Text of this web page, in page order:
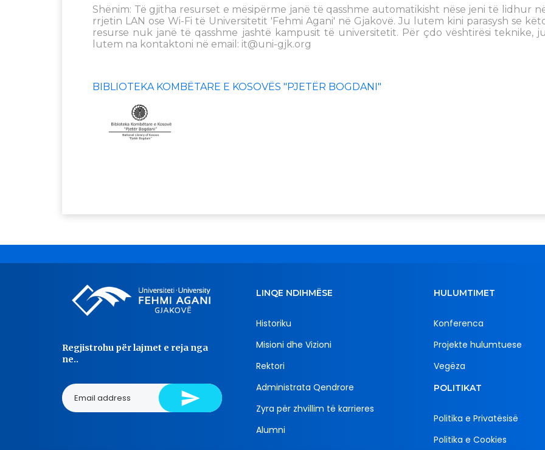
Shënim: Të gjitha resurset e mësipërme janë të qasshme automatikisht nëse jeni të lidhur
rrjetin LAN ose Wi-Fi të Universitetit 'Fehmi Agani' në Gjakovë. Ju lutem kini parasysh se
resurse nuk janë të qasshme jashtë kampusit të universitetit. Për çdo vështirësi teknike, ju
lutem na kontaktoni në email: it@uni-gjk.org
BIBLIOTEKA KOMBËTARE E KOSOVËS "PJETËR BOGDANI"
Regjistrohu për lajmet e reja nga
ne..
LINQE NDIHMËSE
Historiku
Misioni dhe Vizioni
Rektori
Administrata Qendrore
Zyra për zhvillim të karrieres
Alumni
HULUMTIMET
Konferenca
Projekte hulumtuese
Vegëza
POLITIKAT
Politika e Privatësisë
Politika e Cookies